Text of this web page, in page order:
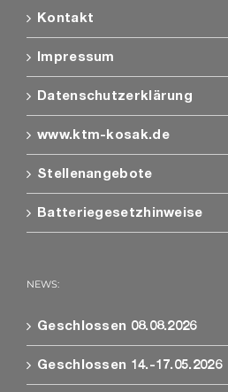
Kontakt
Impressum
Datenschutzerklärung
www.ktm-kosak.de
Stellenangebote
Batteriegesetzhinweise
NEWS:
Geschlossen 08.08.2026
Geschlossen 14.-17.05.2026